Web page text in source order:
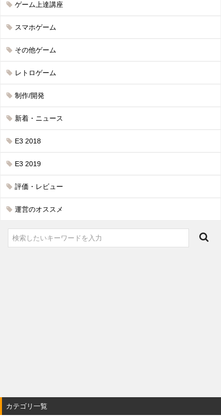
ゲーム上達講座
スマホゲーム
その他ゲーム
レトロゲーム
制作/開発
新着・ニュース
E3 2018
E3 2019
評価・レビュー
運営のオススメ
カテゴリ一覧